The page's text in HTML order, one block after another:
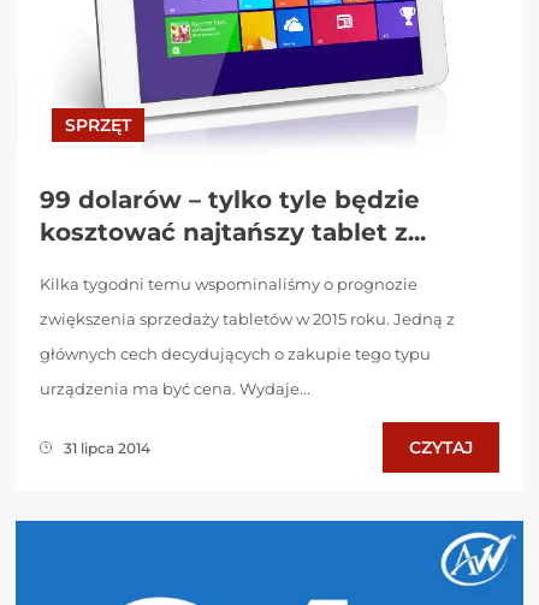
SPRZĘT
99 dolarów – tylko tyle będzie
kosztować najtańszy tablet z...
Kilka tygodni temu wspominaliśmy o prognozie
zwiększenia sprzedaży tabletów w 2015 roku. Jedną z
głównych cech decydujących o zakupie tego typu
urządzenia ma być cena. Wydaje...
31 lipca 2014 CZYTAJ